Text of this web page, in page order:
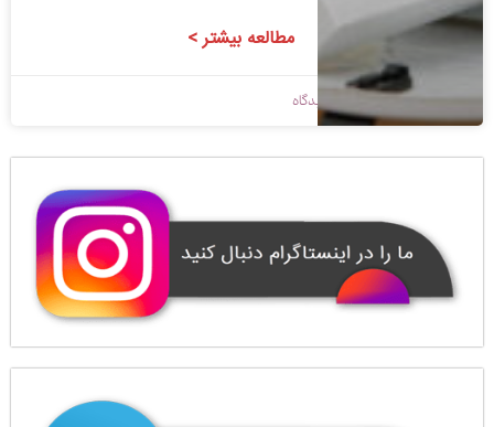
مطالعه بیشتر >
1397/12/23 بدون دیدگاه